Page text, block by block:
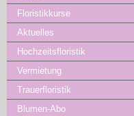
Floristikkurse
Aktuelles
Hochzeitsfloristik
Vermietung
Trauerfloristik
Blumen-Abo